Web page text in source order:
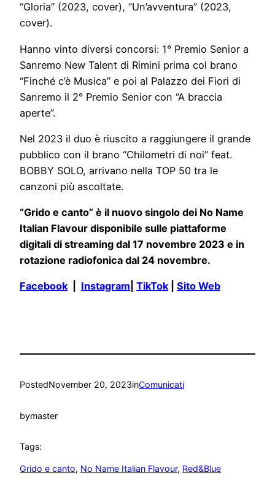
“Gloria” (2023, cover), “Un’avventura” (2023,
cover).
Hanno vinto diversi concorsi: 1° Premio Senior a
Sanremo New Talent di Rimini prima col brano
“Finché c’è Musica” e poi al Palazzo dei Fiori di
Sanremo il 2° Premio Senior con “A braccia
aperte”.
Nel 2023 il duo è riuscito a raggiungere il grande
pubblico con il brano “Chilometri di noi” feat.
BOBBY SOLO, arrivano nella TOP 50 tra le
canzoni più ascoltate.
“Grido e canto” è il nuovo singolo dei No Name
Italian Flavour disponibile sulle piattaforme
digitali di streaming dal 17 novembre 2023 e in
rotazione radiofonica dal 24 novembre.
Facebook Instagram TikTok| Sito Web
PostedNovember 20, 2023inComunicati
bymaster
Tags:
Grido e canto, No Name Italian Flavour, Red&Blue